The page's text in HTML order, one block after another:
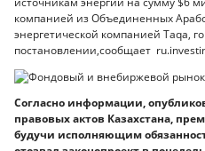
компанией из Объединенных
энергетической компанией Taqa,
постановлении,сообщает
Согласно информации,
правовых актов Казахстана,
будучи исполняющим